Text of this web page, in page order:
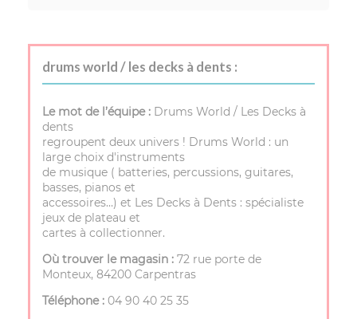
drums world / les decks à dents :
Le mot de l’équipe : Drums World / Les Decks à
dents
regroupent deux univers ! Drums World : un
large choix d'instruments
de musique ( batteries, percussions, guitares,
basses, pianos et
accessoires…) et Les Decks à Dents : spécialiste
jeux de plateau et
cartes à collectionner.
Où trouver le magasin : 72 rue porte de
Monteux, 84200 Carpentras
Téléphone : 04 90 40 25 35